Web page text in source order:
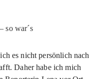
Daher habe ich mich